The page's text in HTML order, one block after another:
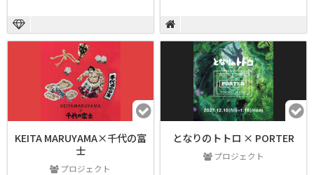
KEITA MARUYAMA×千代の富
士
プロジェクト
となりのトトロ × PORTER
プロジェクト